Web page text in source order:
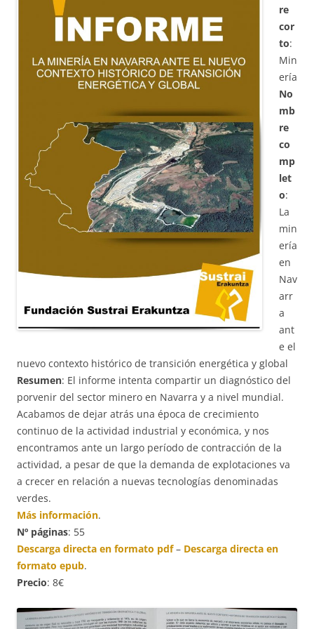
re
cor
to:
Min
ería
No
mb
re
co
mp
let
o:
La
min
ería
en
Nav
arr
a
ant
e el
nuevo contexto histórico de transición energética y global
Resumen: El informe intenta compartir un diagnóstico del
porvenir del sector minero en Navarra y a nivel mundial.
Acabamos de dejar atrás una época de crecimiento
continuo de la actividad industrial y económica, y nos
encontramos ante un largo período de contracción de la
actividad, a pesar de que la demanda de explotaciones va
a crecer en relación a nuevas tecnologías denominadas
verdes.
Más información.
Nº páginas: 55
Descarga directa en formato pdf– Descarga directa en
formato epub.
Precio: 8€